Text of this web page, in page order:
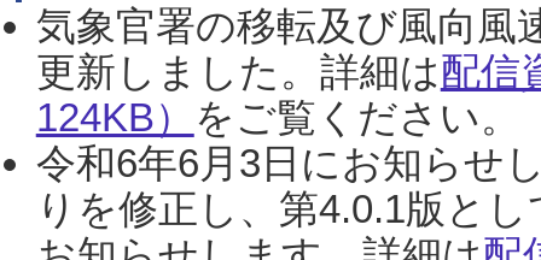
気象官署の移転及び風向風
更新しました。詳細は配信
124KB） をご覧ください。
令和6年6月3日にお知らせ
りを修正し、第4.0.1版と